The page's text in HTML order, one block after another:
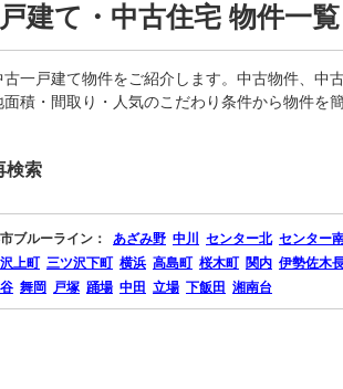
建て・中古住宅 物件一覧
一戸建て物件をご紹介します。中古物件、中
積・間取り・人気のこだわり条件から物件を
検索
ブルーライン： あざみ野 中川 センター北 センター
上町 三ツ沢下町 横浜 高島町 桜木町 関内 伊勢佐木
舞岡 戸塚 踊場 中田 立場 下飯田 湘南台